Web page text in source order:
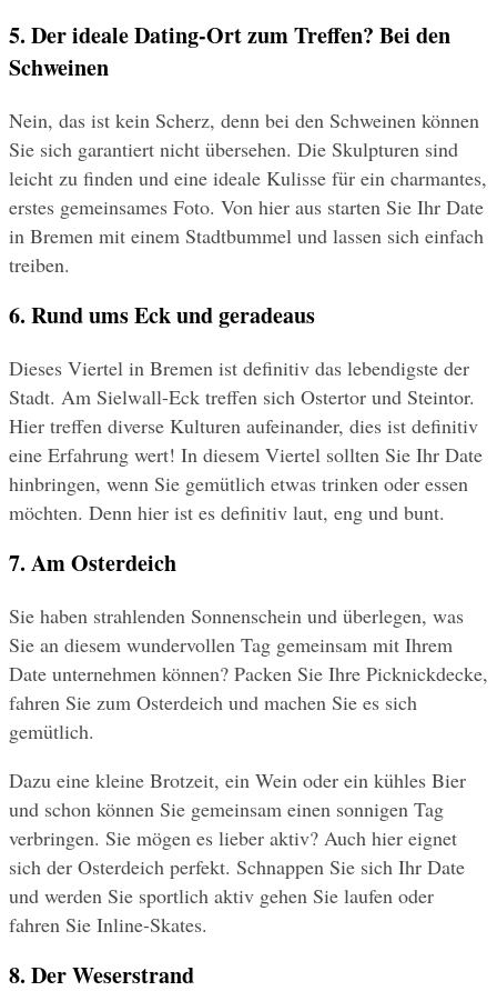
5. Der ideale Dating-Ort zum Treffen? Bei den
Schweinen
Nein, das ist kein Scherz, denn bei den Schweinen können
Sie sich garantiert nicht übersehen. Die Skulpturen sind
leicht zu finden und eine ideale Kulisse für ein charmantes,
erstes gemeinsames Foto. Von hier aus starten Sie Ihr Date
in Bremen mit einem Stadtbummel und lassen sich einfach
treiben.
6. Rund ums Eck und geradeaus
Dieses Viertel in Bremen ist definitiv das lebendigste der
Stadt. Am Sielwall-Eck treffen sich Ostertor und Steintor.
Hier treffen diverse Kulturen aufeinander, dies ist definitiv
eine Erfahrung wert! In diesem Viertel sollten Sie Ihr Date
hinbringen, wenn Sie gemütlich etwas trinken oder essen
möchten. Denn hier ist es definitiv laut, eng und bunt.
7. Am Osterdeich
Sie haben strahlenden Sonnenschein und überlegen, was
Sie an diesem wundervollen Tag gemeinsam mit Ihrem
Date unternehmen können? Packen Sie Ihre Picknickdecke,
fahren Sie zum Osterdeich und machen Sie es sich
gemütlich.
Dazu eine kleine Brotzeit, ein Wein oder ein kühles Bier
und schon können Sie gemeinsam einen sonnigen Tag
verbringen. Sie mögen es lieber aktiv? Auch hier eignet
sich der Osterdeich perfekt. Schnappen Sie sich Ihr Date
und werden Sie sportlich aktiv gehen Sie laufen oder
fahren Sie Inline-Skates.
8. Der Weserstrand